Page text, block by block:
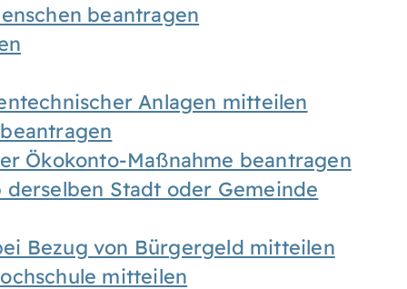
beantragen
Anlagen mitteilen
Ökokonto-Maßnahme beantragen
Stadt oder Gemeinde
Bezug von Bürgergeld mitteilen
mitteilen